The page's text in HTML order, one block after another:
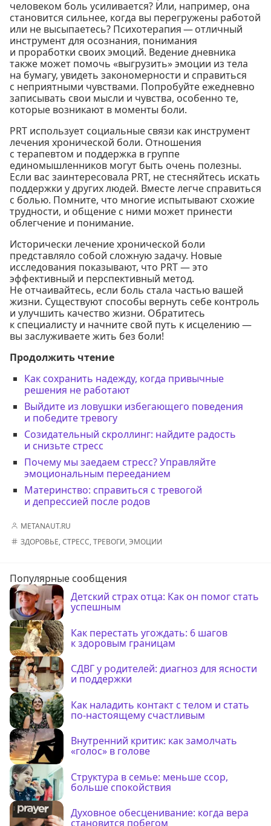
человеком боль усиливается? Или, например, она
становится сильнее, когда вы перегружены работой
или не высыпаетесь? Психотерапия — отличный
инструмент для осознания, понимания
и проработки своих эмоций. Ведение дневника
также может помочь «выгрузить» эмоции из тела
на бумагу, увидеть закономерности и справиться
с неприятными чувствами. Попробуйте ежедневно
записывать свои мысли и чувства, особенно те,
которые возникают в моменты боли.
PRT использует социальные связи как инструмент
лечения хронической боли. Отношения
с терапевтом и поддержка в группе
единомышленников могут быть очень полезны.
Если вас заинтересовала PRT, не стесняйтесь искать
поддержки у других людей. Вместе легче справиться
с болью. Помните, что многие испытывают схожие
трудности, и общение с ними может принести
облегчение и понимание.
Исторически лечение хронической боли
представляло собой сложную задачу. Новые
исследования показывают, что PRT — это
эффективный и перспективный метод.
Не отчаивайтесь, если боль стала частью вашей
жизни. Существуют способы вернуть себе контроль
и улучшить качество жизни. Обратитесь
к специалисту и начните свой путь к исцелению —
вы заслуживаете жить без боли!
Продолжить чтение
Как сохранить надежду, когда привычные
решения не работают
Выйдите из ловушки избегающего поведения
и победите тревогу
Созидательный скроллинг: найдите радость
и снизьте стресс
Почему мы заедаем стресс? Управляйте
эмоциональным перееданием
Материнство: справиться с тревогой
и депрессией после родов
METANAUT.RU
ЗДОРОВЬЕ,СТРЕСС,ТРЕВОГИ,ЭМОЦИИ
Популярные сообщения
Детский страх отца: Как он помог стать
успешным
Как перестать угождать: 6 шагов
к здоровым границам
СДВГ у родителей: диагноз для ясности
и поддержки
Как наладить контакт с телом и стать
по-настоящему счастливым
Внутренний критик: как замолчать
«голос» в голове
Структура в семье: меньше ссор,
больше спокойствия
Духовное обесценивание: когда вера
становится побегом